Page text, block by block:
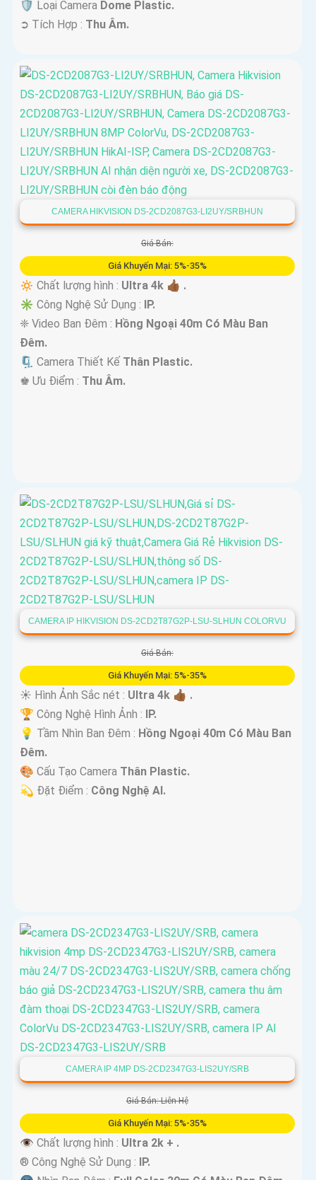
🛡 Loại Camera Dome Plastic.
️➲ Tích Hợp : Thu Âm.
CAMERA HIKVISION DS-2CD2087G3-LI2UY/SRBHUN
Giá Bán:
Giá Khuyến Mại: 5%-35%
🔅 Chất lượng hình : Ultra 4k 👍🏾 .
✳️ Công Nghệ Sử Dụng : IP.
❈ Video Ban Đêm : Hồng Ngoại 40m Có Màu Ban
Ðêm.
🗜️ Camera Thiết Kế Thân Plastic.
️♚ Ưu Điểm : Thu Âm.
CAMERA IP HIKVISION DS-2CD2T87G2P-LSU-SLHUN COLORVU
Giá Bán:
Giá Khuyến Mại: 5%-35%
☀️ Hình Ảnh Sắc nét : Ultra 4k 👍🏾 .
🏆 Công Nghệ Hình Ảnh : IP.
💡 Tầm Nhìn Ban Đêm : Hồng Ngoại 40m Có Màu Ban
Ðêm.
🎨 Cấu Tạo Camera Thân Plastic.
️💫 Đặt Điểm : Công Nghệ AI.
CAMERA IP 4MP DS-2CD2347G3-LIS2UY/SRB
Giá Bán: Liên Hệ
Giá Khuyến Mại: 5%-35%
👁 Chất lượng hình : Ultra 2k + .
®️ Công Nghệ Sử Dụng : IP.